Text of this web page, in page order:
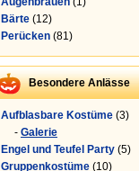
Bärte (12)
Perücken (81)
Besondere Anlässe
Aufblasbare Kostüme (3)
- Galerie
Engel und Teufel Party (5)
Gruppenkostüme (10)